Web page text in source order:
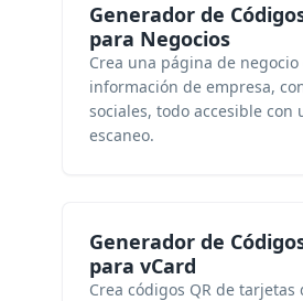
Generador de
para Negocios
Crea una página de
información de empresa,
sociales, todo accesible con
escaneo.
Generador de
para vCard
Crea códigos QR de tarjetas